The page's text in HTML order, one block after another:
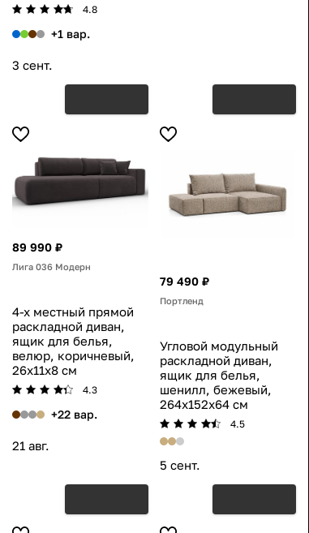
4.8
+1 вар.
3 сент.
89 990 ₽
Лига 036 Модерн
4-х местный прямой
раскладной диван,
ящик для белья,
велюр, коричневый,
26x11x8 см
4.3
+22 вар.
21 авг.
79 490 ₽
Портленд
Угловой модульный
раскладной диван,
ящик для белья,
шенилл, бежевый,
264x152x64 см
4.5
5 сент.